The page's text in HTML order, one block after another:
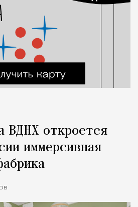
ВДНХ откроется
иммерсивная